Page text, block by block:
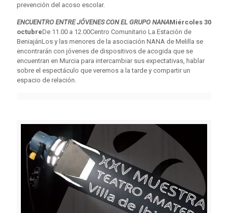
prevención del acoso escolar.
ENCUENTRO ENTRE JÓVENES CON EL GRUPO NANAMiércoles 30
octubreDe 11.00 a 12.00Centro Comunitario La Estación de
BeniajánLos y las menores de la asociación NANA de Melilla se
encontrarán con jóvenes de dispositivos de acogida que se
encuentran en Murcia para intercambiar sus expectativas, hablar
sobre el espectáculo que veremos a la tarde y compartir un
espacio de relación.